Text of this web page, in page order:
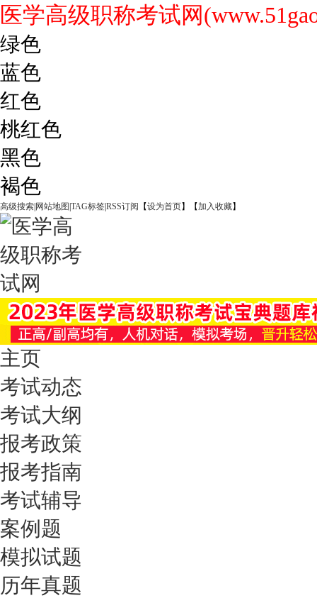
医学高级职称考试网
绿色
蓝色
红色
桃红色
黑色
褐色
高级搜索 网站地图 TAG标签RSS订阅 【设为首页】【加入收藏】
主页
考试动态
考试大纲
报考政策
报考指南
考试辅导
案例题
模拟试题
历年真题